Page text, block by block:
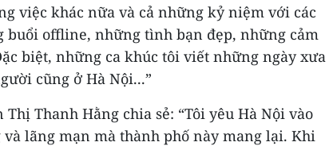
việc khác nữa và cả những kỷ niệm với các
buổi offline, những tình bạn đẹp, những cảm
biệt, những ca khúc tôi viết những ngày xưa
cũng ở Hà Nội...”
Thanh Hằng chia sẻ: “Tôi yêu Hà Nội vào
lãng mạn mà thành phố này mang lại. Khi